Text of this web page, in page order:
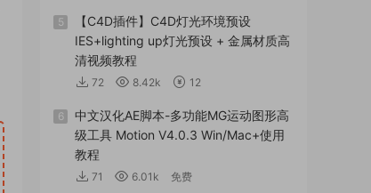
5
【C4D插件】C4D灯光环境预设
IES+lighting up灯光预设 + 金属材质高
清视频教程
72 8.42k 12
6
中文汉化AE脚本-多功能MG运动图形高
级工具 Motion V4.0.3 Win/Mac+使用
教程
71 6.01k 免费